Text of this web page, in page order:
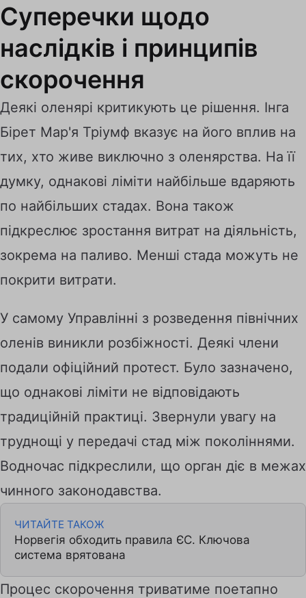
Суперечки щодо
наслідків і принципів
скорочення
Деякі оленярі критикують це рішення. Інга
Бірет Мар'я Тріумф вказує на його вплив на
тих, хто живе виключно з оленярства. На її
думку, однакові ліміти найбільше вдаряють
по найбільших стадах. Вона також
підкреслює зростання витрат на діяльність,
зокрема на паливо. Менші стада можуть не
покрити витрати.
У самому Управлінні з розведення північних
оленів виникли розбіжності. Деякі члени
подали офіційний протест. Було зазначено,
що однакові ліміти не відповідають
традиційній практиці. Звернули увагу на
труднощі у передачі стад між поколіннями.
Водночас підкреслили, що орган діє в межах
чинного законодавства.
ЧИТАЙТЕ ТАКОЖ
Норвегія обходить правила ЄС. Ключова
система врятована
Процес скорочення триватиме поетапно